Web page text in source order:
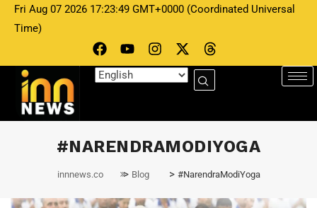
Fri Aug 07 2026 17:23:49 GMT+0000 (Coordinated Universal
Time)
#NARENDRAMODIYOGA
innnews.co > Blog > #NarendraModiYoga